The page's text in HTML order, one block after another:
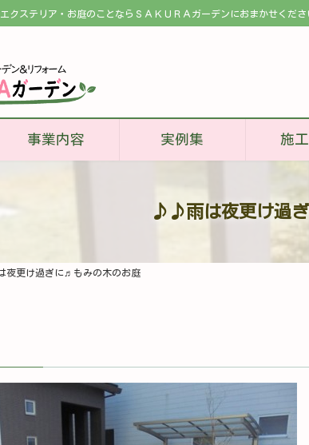
クステリア・お庭のことならＳＡＫＵＲＡガーデンにおまかせくださ
事業内容 実例集 施
♪♪雨は夜更け過
夜更け過ぎに♬もみの木のお庭